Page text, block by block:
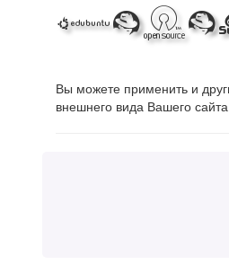
Вы можете применить и
внешнего вида Вашего